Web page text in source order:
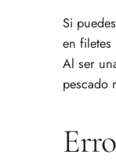
Si
en
Al ser
pescado